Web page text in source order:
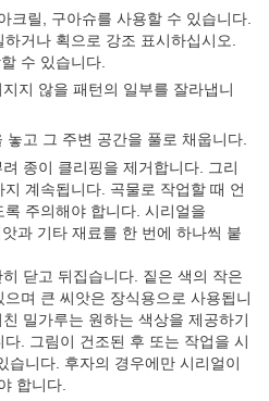
크릴, 구아슈를 사용할 수 있습니다.
거나 획으로 강조 표시하십시오.
수 있습니다.
지 않을 패턴의 일부를 잘라냅니
고 그 주변 공간을 풀로 채웁니다.
종이 클리핑을 제거합니다. 그리
계속됩니다. 곡물로 작업할 때 언
주의해야 합니다. 시리얼을
과 기타 재료를 한 번에 하나씩 붙
닫고 뒤집습니다. 짙은 색의 작은
며 큰 씨앗은 장식용으로 사용됩니
밀가루는 원하는 색상을 제공하기
. 그림이 건조된 후 또는 작업을 시
습니다. 후자의 경우에만 시리얼이
합니다.